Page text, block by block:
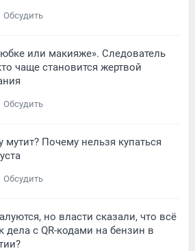
Обсудить
или макияже». Следователь
чаще становится жертвой
Обсудить
мутит? Почему нельзя купаться
Обсудить
но власти сказали, что всё
дела с QR-кодами на бензин в